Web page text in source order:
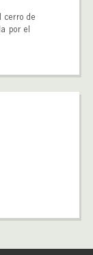
cerro de
por el